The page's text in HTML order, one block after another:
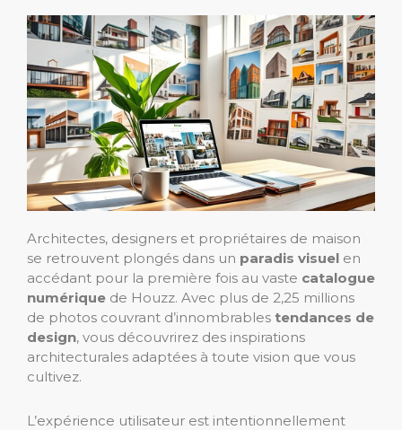
Architectes, designers et propriétaires de maison
se retrouvent plongés dans un paradis visuel en
accédant pour la première fois au vaste catalogue
numérique de Houzz. Avec plus de 2,25 millions
de photos couvrant d’innombrables tendances de
design, vous découvrirez des inspirations
architecturales adaptées à toute vision que vous
cultivez.
L’expérience utilisateur est intentionnellement